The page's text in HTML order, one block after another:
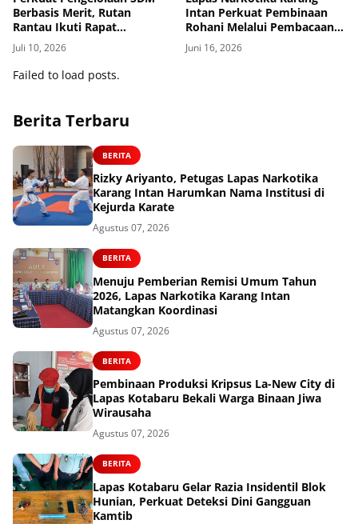
Berbasis Merit, Rutan
Rantau Ikuti Rapat
Penguatan Penerapan
Manajemen Talenta Secara
Virtual
Juli 10, 2026
Intan Perkuat Pembinaan
Rohani Melalui Pembacaan
Sholawat Burdah
Juni 16, 2026
Failed to load posts.
Berita Terbaru
BERITA
Rizky Ariyanto, Petugas Lapas Narkotika
Karang Intan Harumkan Nama Institusi di
Kejurda Karate
Agustus 07, 2026
BERITA
Menuju Pemberian Remisi Umum Tahun
2026, Lapas Narkotika Karang Intan
Matangkan Koordinasi
Agustus 07, 2026
BERITA
Pembinaan Produksi Kripsus La-New City di
Lapas Kotabaru Bekali Warga Binaan Jiwa
Wirausaha
Agustus 07, 2026
BERITA
Lapas Kotabaru Gelar Razia Insidentil Blok
Hunian, Perkuat Deteksi Dini Gangguan
Kamtib